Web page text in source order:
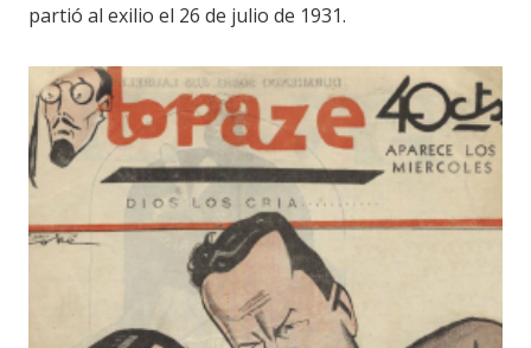
partió al exilio el 26 de julio de 1931.